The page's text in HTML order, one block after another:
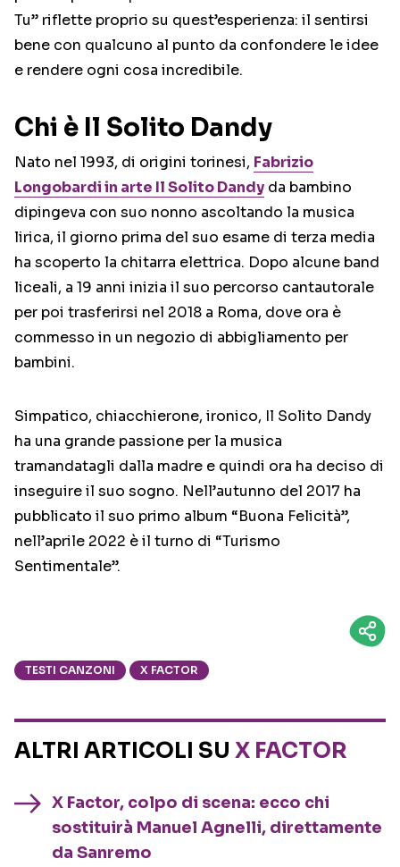
Tu” riflette proprio su quest’esperienza: il sentirsi
bene con qualcuno al punto da confondere le idee
e rendere ogni cosa incredibile.
Chi è Il Solito Dandy
Nato nel 1993, di origini torinesi, Fabrizio
Longobardi in arte Il Solito Dandy da bambino
dipingeva con suo nonno ascoltando la musica
lirica, il giorno prima del suo esame di terza media
ha scoperto la chitarra elettrica. Dopo alcune band
liceali, a 19 anni inizia il suo percorso cantautorale
per poi trasferirsi nel 2018 a Roma, dove ora è
commesso in un negozio di abbigliamento per
bambini.
Simpatico, chiacchierone, ironico, Il Solito Dandy
ha una grande passione per la musica
tramandatagli dalla madre e quindi ora ha deciso di
inseguire il suo sogno. Nell’autunno del 2017 ha
pubblicato il suo primo album “Buona Felicità”,
nell’aprile 2022 è il turno di “Turismo
Sentimentale”.
TESTI CANZONI X FACTOR
ALTRI ARTICOLI SU X FACTOR
X Factor, colpo di scena: ecco chi
sostituirà Manuel Agnelli, direttamente
da Sanremo